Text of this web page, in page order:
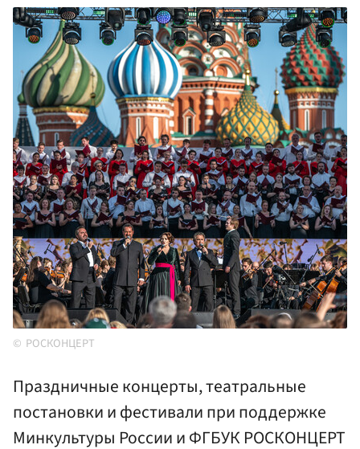
РОСКОНЦЕРТ
Праздничные концерты, театральные
постановки и фестивали при поддержке
Минкультуры России и ФГБУК РОСКОНЦЕРТ